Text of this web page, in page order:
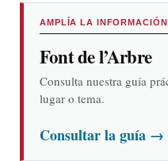
AMPLÍA LA INFORMACIÓN
Font de l’Arbre
Consulta nuestra guía
lugar o tema.
Consultar la guía →